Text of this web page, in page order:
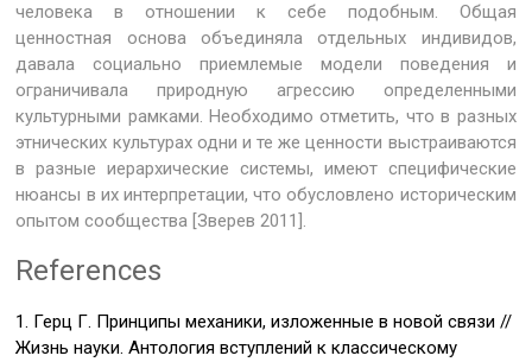
человека в отношении к себе подобным. Общая
ценностная основа объединяла отдельных индивидов,
давала социально приемлемые модели поведения и
ограничивала природную агрессию определенными
культурными рамками. Необходимо отметить, что в разных
этнических культурах одни и те же ценности выстраиваются
в разные иерархические системы, имеют специфические
нюансы в их интерпретации, что обусловлено историческим
опытом сообщества [Зверев 2011].
References
1. Герц Г. Принципы механики, изложенные в новой связи //
Жизнь науки. Антология вступлений к классическому